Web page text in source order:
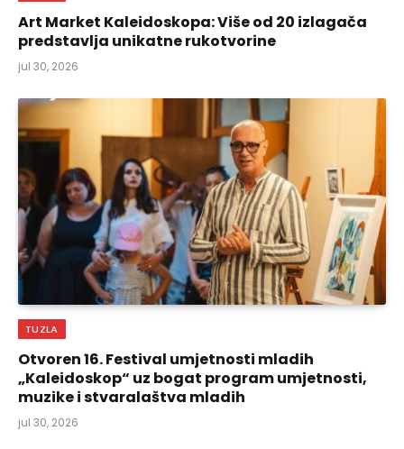
Art Market Kaleidoskopa: Više od 20 izlagača
predstavlja unikatne rukotvorine
jul 30, 2026
TUZLA
Otvoren 16. Festival umjetnosti mladih
„Kaleidoskop“ uz bogat program umjetnosti,
muzike i stvaralaštva mladih
jul 30, 2026